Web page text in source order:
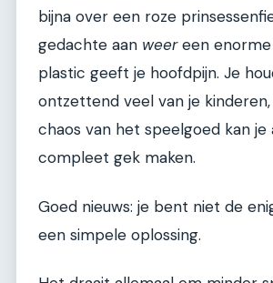
bijna over een roze
gedachte aan weereen enorme
plastic geeft je hoofdpijn. Je
ontzettend veel van je
chaos van het speelgoed kan je
compleet gek maken.
Goed nieuws: je bent niet de
een simpele oplossing.